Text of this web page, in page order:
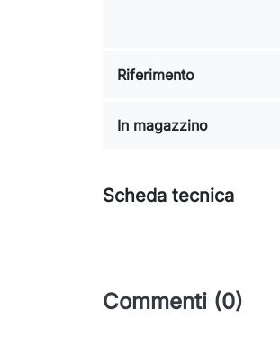
Riferimento
In magazzino
Scheda tecnica
Commenti (0)